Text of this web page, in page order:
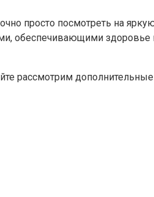
просто посмотреть на
обеспечивающими здоровье
рассмотрим